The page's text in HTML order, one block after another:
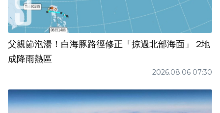
父親節泡湯！白海豚路徑修正「掠過北部海面」 2地
成降雨熱區
2026.08.06 07:30